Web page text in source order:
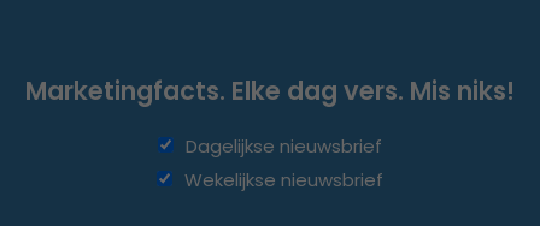
Marketingfacts. Elke dag vers. Mis niks!
Dagelijkse nieuwsbrief
Wekelijkse nieuwsbrief